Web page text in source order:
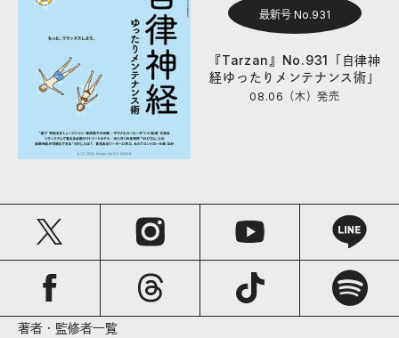
最新号 No.931
『Tarzan』No.931「自律神
経ゆったりメンテナンス術」
08.06（木）発売
著者・監修者一覧